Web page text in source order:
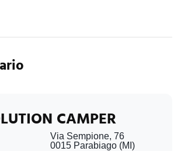
CAMPER
Via Sempione, 76
0015 Parabiago (MI)